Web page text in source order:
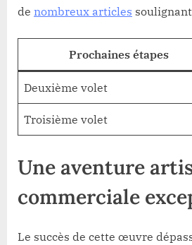
de nombreux articles
Prochaines étapes
Deuxième volet
Troisième volet
Une aventure
commerciale
Le succès de cette œuvre